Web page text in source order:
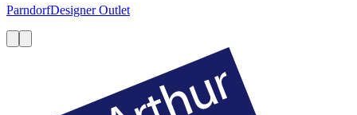
ParndorfDesigner Outlet